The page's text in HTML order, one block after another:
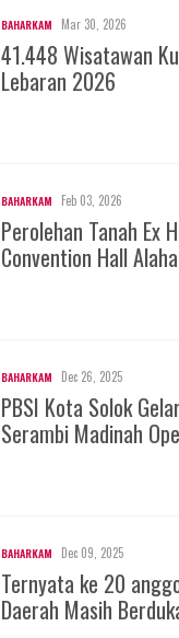
BAHARKAM Mar 30, 2026
41.448 Wisatawan
Lebaran 2026
BAHARKAM Feb 03, 2026
Perolehan Tanah Ex
Convention Hall
BAHARKAM Dec 26, 2025
PBSI Kota Solok
Serambi Madinah
BAHARKAM Dec 09, 2025
Ternyata ke 20
Daerah Masih